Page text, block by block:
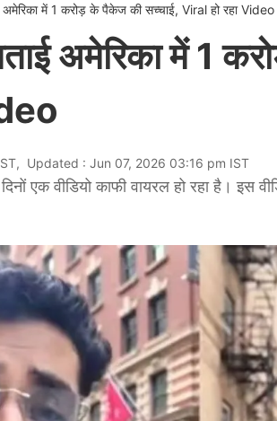
अमेरिका में 1 करोड़ के पैकेज की सच्चाई, Viral हो रहा Video
अमेरिका में 1
Updated : Jun 07, 2026 03:16 pm IST
एक वीडियो काफी वायरल हो रहा है। इस